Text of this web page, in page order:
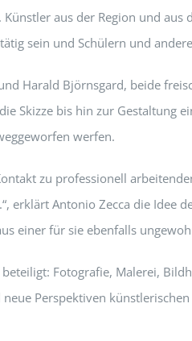
aus der Region und
sein und Schülern und
Harald Björnsgard, beide
Skizze bis hin zur Gestaltung
werfen.
zu professionell
erklärt Antonio Zecca die Idee
einer für sie ebenfalls
Fotografie, Malerei,
Perspektiven